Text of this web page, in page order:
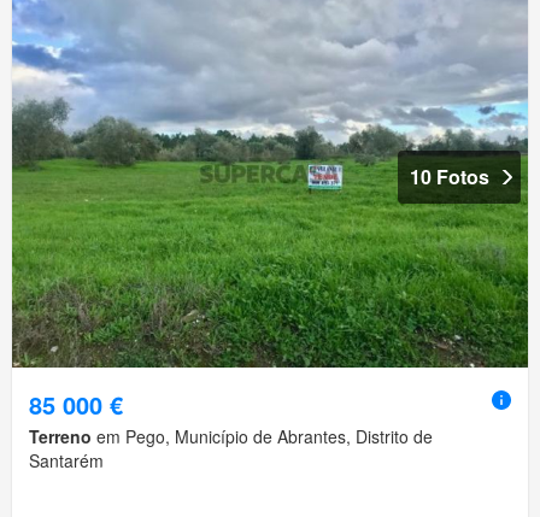
10 Fotos
85 000 €
Terreno em Pego, Município de Abrantes, Distrito de
Santarém